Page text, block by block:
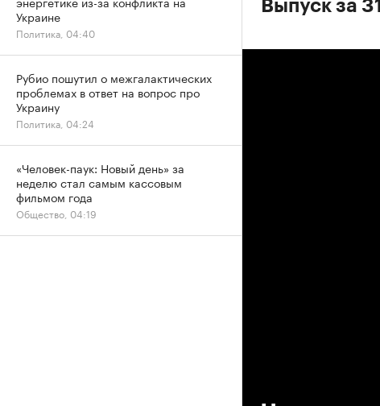
Выпуск за
Украине
Политика, 04:40
Рубио пошутил о межгалактических
проблемах в ответ на вопрос про
Украину
Политика, 04:24
«Человек-паук: Новый день» за
неделю стал самым кассовым
фильмом года
Общество, 04:19